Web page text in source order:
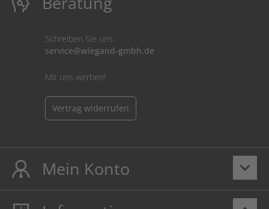
Schreiben Sie uns:
service@wiegand-gmbh.de
Mit uns werben!
Vertrag widerrufen
keyboard_arrow_down
Mein Konto